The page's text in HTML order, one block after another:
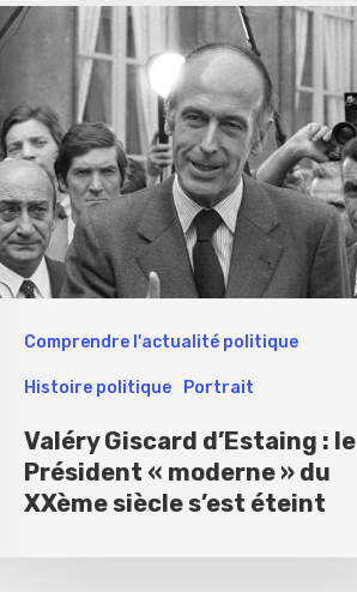
Comprendre l'actualité politique
Histoire politique Portrait
Valéry Giscard d’Estaing : le
Président « moderne » du
XXème siècle s’est éteint